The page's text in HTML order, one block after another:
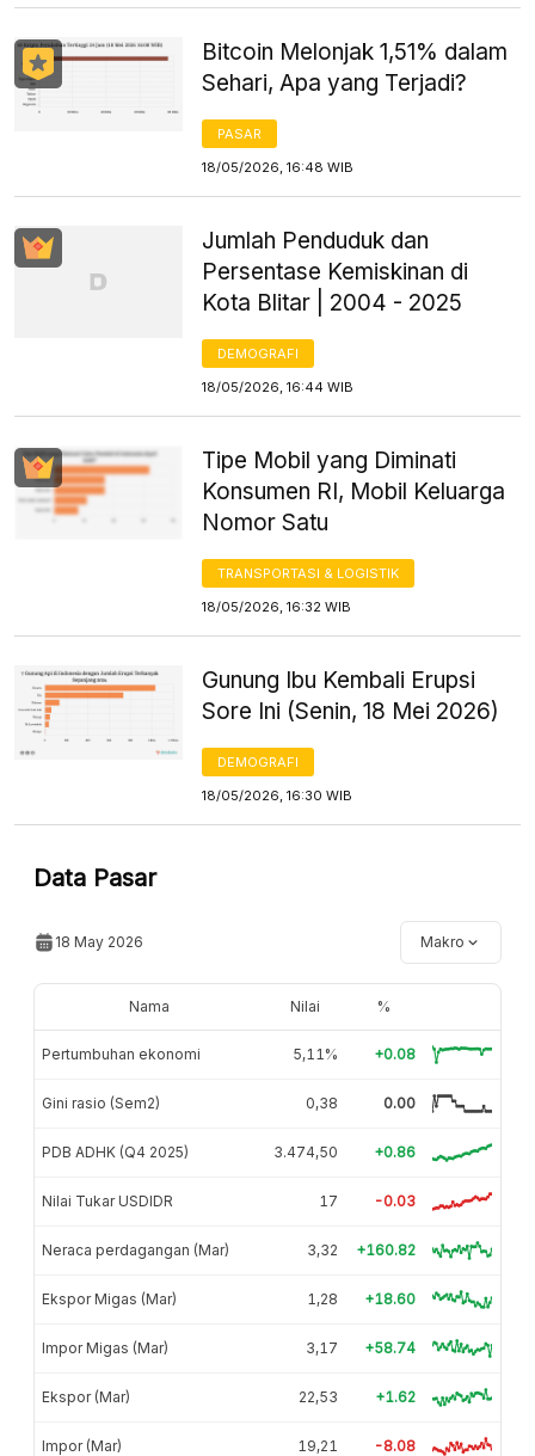
Bitcoin Melonjak 1,51% dalam
Sehari, Apa yang Terjadi?
PASAR
18/05/2026, 16:48 WIB
Jumlah Penduduk dan
Persentase Kemiskinan di
Kota Blitar | 2004 - 2025
DEMOGRAFI
18/05/2026, 16:44 WIB
Tipe Mobil yang Diminati
Konsumen RI, Mobil Keluarga
Nomor Satu
TRANSPORTASI & LOGISTIK
18/05/2026, 16:32 WIB
Gunung Ibu Kembali Erupsi
Sore Ini (Senin, 18 Mei 2026)
DEMOGRAFI
18/05/2026, 16:30 WIB
Data Pasar
18 May 2026 Makro
Nama Nilai %
Pertumbuhan ekonomi 5,11% +0.08
Gini rasio (Sem2) 0,38 0.00
PDB ADHK (Q4 2025) 3.474,50 +0.86
Nilai Tukar USDIDR 17 -0.03
Neraca perdagangan (Mar) 3,32 +160.82
Ekspor Migas (Mar) 1,28 +18.60
Impor Migas (Mar) 3,17 +58.74
Ekspor (Mar) 22,53 +1.62
Impor (Mar) 19,21 -8.08